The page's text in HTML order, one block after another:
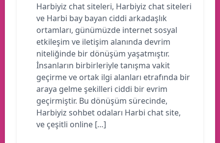
Harbiyiz chat siteleri, Harbiyiz chat siteleri
ve Harbi bay bayan ciddi arkadaşlık
ortamları, günümüzde internet sosyal
etkileşim ve iletişim alanında devrim
niteliğinde bir dönüşüm yaşatmıştır.
İnsanların birbirleriyle tanışma vakit
geçirme ve ortak ilgi alanları etrafında bir
araya gelme şekilleri ciddi bir evrim
geçirmiştir. Bu dönüşüm sürecinde,
Harbiyiz sohbet odaları Harbi chat site,
ve çeşitli online […]